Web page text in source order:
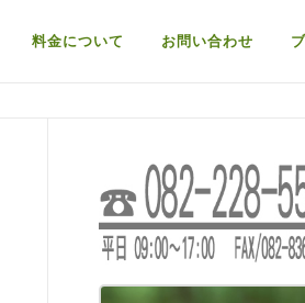
料金について お問い合わせ